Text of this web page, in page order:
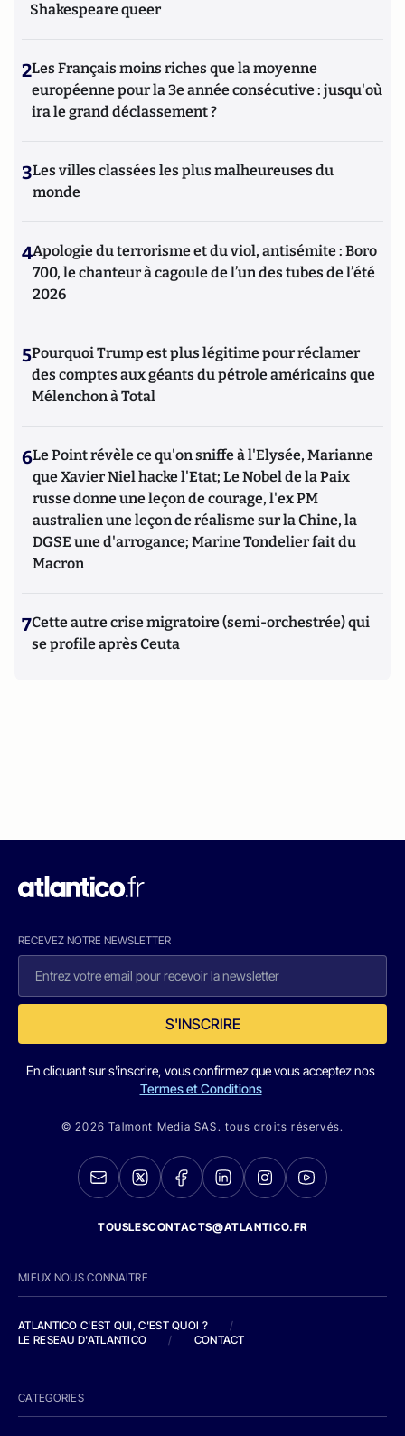
Shakespeare queer
2Les Français moins riches que la moyenne
européenne pour la 3e année consécutive : jusqu'où
ira le grand déclassement ?
3Les villes classées les plus malheureuses du
monde
4Apologie du terrorisme et du viol, antisémite : Boro
700, le chanteur à cagoule de l’un des tubes de l’été
2026
5Pourquoi Trump est plus légitime pour réclamer
des comptes aux géants du pétrole américains que
Mélenchon à Total
6Le Point révèle ce qu'on sniffe à l'Elysée, Marianne
que Xavier Niel hacke l'Etat; Le Nobel de la Paix
russe donne une leçon de courage, l'ex PM
australien une leçon de réalisme sur la Chine, la
DGSE une d'arrogance; Marine Tondelier fait du
Macron
7Cette autre crise migratoire (semi-orchestrée) qui
se profile après Ceuta
RECEVEZ NOTRE NEWSLETTER
S'INSCRIRE
En cliquant sur s'inscrire, vous confirmez que vous acceptez nos
Termes et Conditions
© 2026 Talmont Media SAS. tous droits réservés.
TOUSLESCONTACTS@ATLANTICO.FR
MIEUX NOUS CONNAITRE
ATLANTICO C'EST QUI, C'EST QUOI ?
/
LE RESEAU D'ATLANTICO
/ CONTACT
CATEGORIES